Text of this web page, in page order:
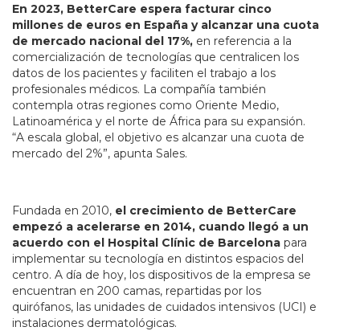
En 2023, BetterCare espera facturar cinco
millones de euros en España y alcanzar una cuota
de mercado nacional del 17%, en referencia a la
comercialización de tecnologías que centralicen los
datos de los pacientes y faciliten el trabajo a los
profesionales médicos. La compañía también
contempla otras regiones como Oriente Medio,
Latinoamérica y el norte de África para su expansión.
“A escala global, el objetivo es alcanzar una cuota de
mercado del 2%”, apunta Sales.
Fundada en 2010, el crecimiento de BetterCare
empezó a acelerarse en 2014, cuando llegó a un
acuerdo con el Hospital Clínic de Barcelona para
implementar su tecnología en distintos espacios del
centro. A día de hoy, los dispositivos de la empresa se
encuentran en 200 camas, repartidas por los
quirófanos, las unidades de cuidados intensivos (UCI) e
instalaciones dermatológicas.